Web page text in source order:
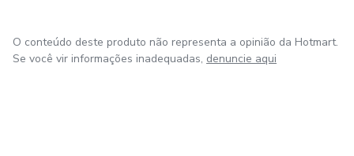
O conteúdo deste produto não representa a opinião da Hotmart.
Se você vir informações inadequadas, denuncie aqui